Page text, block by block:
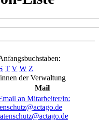
T V W Z
der Verwaltung
Mail